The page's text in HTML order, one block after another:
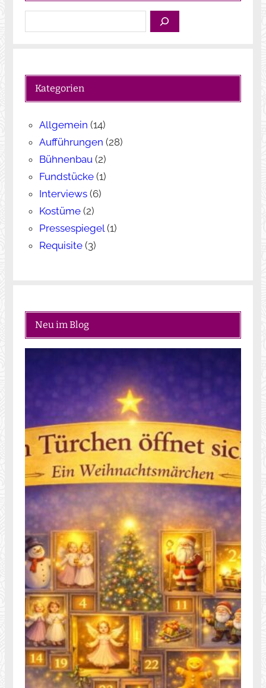
u
n
Kategorien
Allgemein (14)
Aufführungen (28)
Bühnenbau(2)
Fundstücke(1)
Interviews(6)
Kostüme(2)
Pressespiegel(1)
Requisite(3)
Neu im Blog